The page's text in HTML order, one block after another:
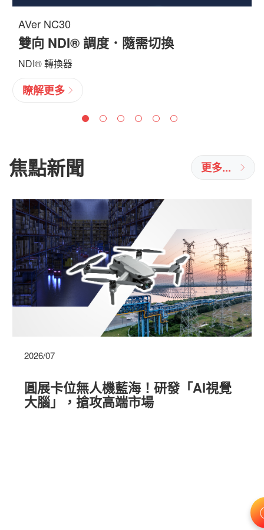
AVer NC30
雙向 NDI® 調度．隨需切換
NDI® 轉換器
瞭解更多
焦點新聞 更多...
2026/07
圓展卡位無人機藍海！研發「AI視覺
大腦」，搶攻高端市場